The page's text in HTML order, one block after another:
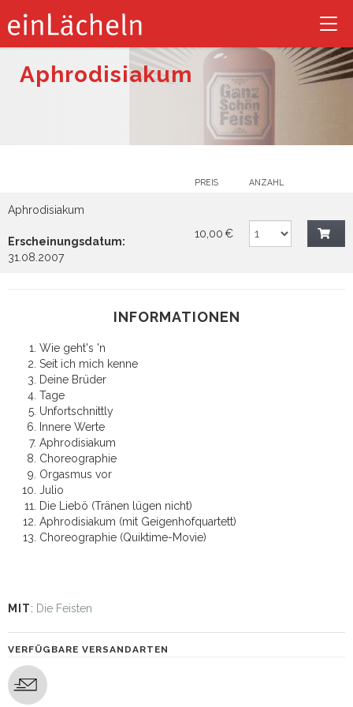
Aphrodisiakum
PREIS ANZAHL
Aphrodisiakum
Erscheinungsdatum:
31.08.2007
10,00 €
INFORMATIONEN
Wie geht's 'n
Seit ich mich kenne
Deine Brüder
Tage
Unfortschnittly
Innere Werte
Aphrodisiakum
Choreographie
Orgasmus vor
Julio
Die Liebö (Tränen lügen nicht)
Aphrodisiakum (mit Geigenhofquartett)
Choreographie (Quiktime-Movie)
MIT: Die Feisten
VERFÜGBARE VERSANDARTEN